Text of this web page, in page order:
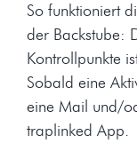
So funktioniert
der Backstube:
Kontrollpunkte
Sobald eine
eine Mail und/
traplinked App.